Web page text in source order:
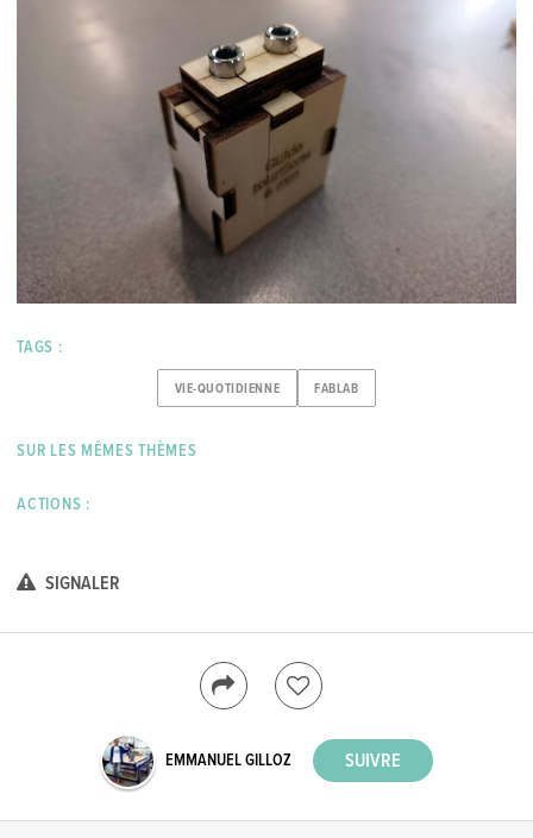
TAGS :
VIE-QUOTIDIENNE FABLAB
SUR LES MÊMES THÈMES
ACTIONS :
SIGNALER
EMMANUEL GILLOZ